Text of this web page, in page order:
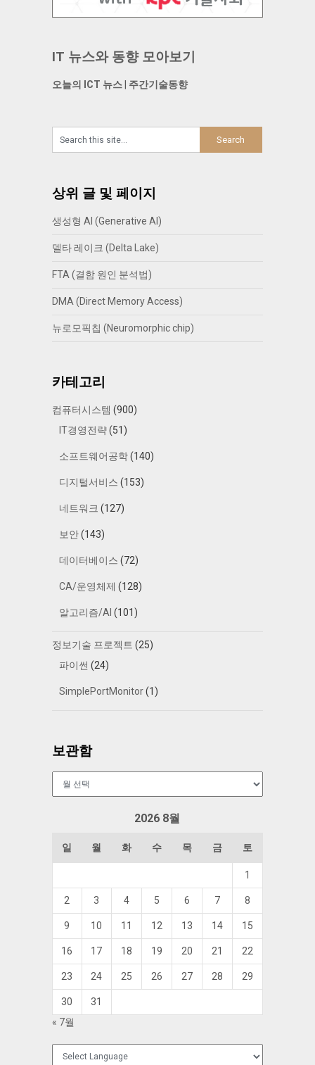
IT 뉴스와 동향 모아보기
오늘의 ICT 뉴스| 주간기술동향
상위 글 및 페이지
생성형 AI (Generative AI)
델타 레이크 (Delta Lake)
FTA (결함 원인 분석법)
DMA (Direct Memory Access)
뉴로모픽칩 (Neuromorphic chip)
카테고리
컴퓨터시스템 (900)
IT경영전략(51)
소프트웨어공학(140)
디지털서비스 (153)
네트워크 (127)
보안(143)
데이터베이스 (72)
CA/운영체제 (128)
알고리즘/AI (101)
정보기술 프로젝트 (25)
파이썬 (24)
SimplePortMonitor(1)
보관함
2026 8월
일 월 화 수 목 금 토
1
2 3 4 5 6 7 8
9 10 11 12 13 14 15
16 17 18 19 20 21 22
23 24 25 26 27 28 29
30
31
« 7월